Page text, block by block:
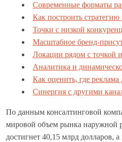
Современные форматы
Как построить
Точки с низкой
Масштабное бренд-
Локации рядом с точкой
Аналитика и
Как оценить, где реклама
Синергия с другими
По данным консалтинговой
мировой объем рынка наружной
достигнет 40,15 млрд долларов,